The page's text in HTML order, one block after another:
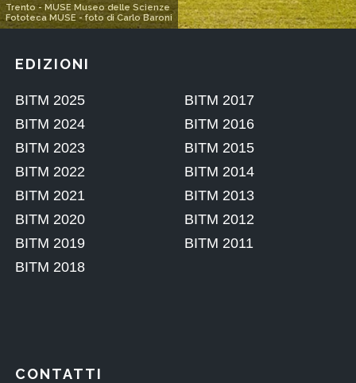
Trento - MUSE Museo delle Scienze
Fototeca MUSE - foto di Carlo Baroni
EDIZIONI
CONTATTI